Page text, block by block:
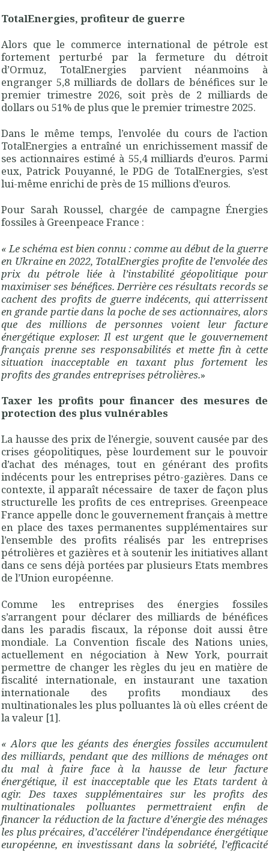
TotalEnergies, profiteur de guerre
Alors que le commerce international de pétrole est
fortement perturbé par la fermeture du détroit
d’Ormuz, TotalEnergies parvient néanmoins à
engranger 5,8 milliards de dollars de bénéfices sur le
premier trimestre 2026, soit près de 2 milliards de
dollars ou 51% de plus que le premier trimestre 2025.
Dans le même temps, l’envolée du cours de l’action
TotalEnergies a entraîné un enrichissement massif de
ses actionnaires estimé à 55,4 milliards d’euros. Parmi
eux, Patrick Pouyanné, le PDG de TotalEnergies, s’est
lui-même enrichi de près de 15 millions d’euros.
Pour Sarah Roussel, chargée de campagne Énergies
fossiles à Greenpeace France :
« Le schéma est bien connu : comme au début de la guerre
en Ukraine en 2022, TotalEnergies profite de l’envolée des
prix du pétrole liée à l’instabilité géopolitique pour
maximiser ses bénéfices. Derrière ces résultats records se
cachent des profits de guerre indécents, qui atterrissent
en grande partie dans la poche de ses actionnaires, alors
que des millions de personnes voient leur facture
énergétique exploser. Il est urgent que le gouvernement
français prenne ses responsabilités et mette fin à cette
situation inacceptable en taxant plus fortement les
profits des grandes entreprises pétrolières.»
Taxer les profits pour financer des mesures de
protection des plus vulnérables
La hausse des prix de l’énergie, souvent causée par des
crises géopolitiques, pèse lourdement sur le pouvoir
d’achat des ménages, tout en générant des profits
indécents pour les entreprises pétro-gazières. Dans ce
contexte, il apparaît nécessaire de taxer de façon plus
structurelle les profits de ces entreprises. Greenpeace
France appelle donc le gouvernement français à mettre
en place des taxes permanentes supplémentaires sur
l’ensemble des profits réalisés par les entreprises
pétrolières et gazières et à soutenir les initiatives allant
dans ce sens déjà portées par plusieurs Etats membres
de l’Union européenne.
Comme les entreprises des énergies fossiles
s’arrangent pour déclarer des milliards de bénéfices
dans les paradis fiscaux, la réponse doit aussi être
mondiale. La Convention fiscale des Nations unies,
actuellement en négociation à New York, pourrait
permettre de changer les règles du jeu en matière de
fiscalité internationale, en instaurant une taxation
internationale des profits mondiaux des
multinationales les plus polluantes là où elles créent de
la valeur [1].
« Alors que les géants des énergies fossiles accumulent
des milliards, pendant que des millions de ménages ont
du mal à faire face à la hausse de leur facture
énergétique, il est inacceptable que les Etats tardent à
agir. Des taxes supplémentaires sur les profits des
multinationales polluantes permettraient enfin de
financer la réduction de la facture d’énergie des ménages
les plus précaires, d’accélérer l’indépendance énergétique
européenne, en investissant dans la sobriété, l’efficacité